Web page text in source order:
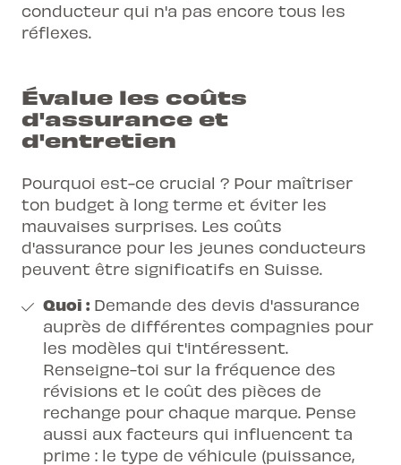
conducteur qui n'a pas encore tous les
réflexes.
Évalue les coûts
d'assurance et
d'entretien
Pourquoi est-ce crucial ? Pour maîtriser
ton budget à long terme et éviter les
mauvaises surprises. Les coûts
d'assurance pour les jeunes conducteurs
peuvent être significatifs en Suisse.
Quoi : Demande des devis d'assurance
auprès de différentes compagnies pour
les modèles qui t'intéressent.
Renseigne-toi sur la fréquence des
révisions et le coût des pièces de
rechange pour chaque marque. Pense
aussi aux facteurs qui influencent ta
prime : le type de véhicule (puissance,